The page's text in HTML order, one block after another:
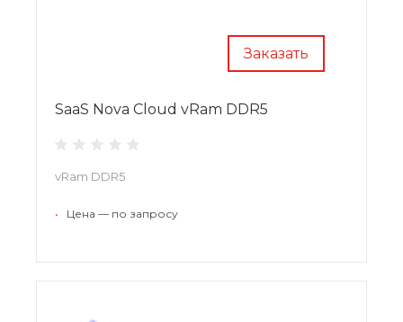
Заказать
SaaS Nova Cloud vRam DDR5
vRam DDR5
• Цена — по запросу